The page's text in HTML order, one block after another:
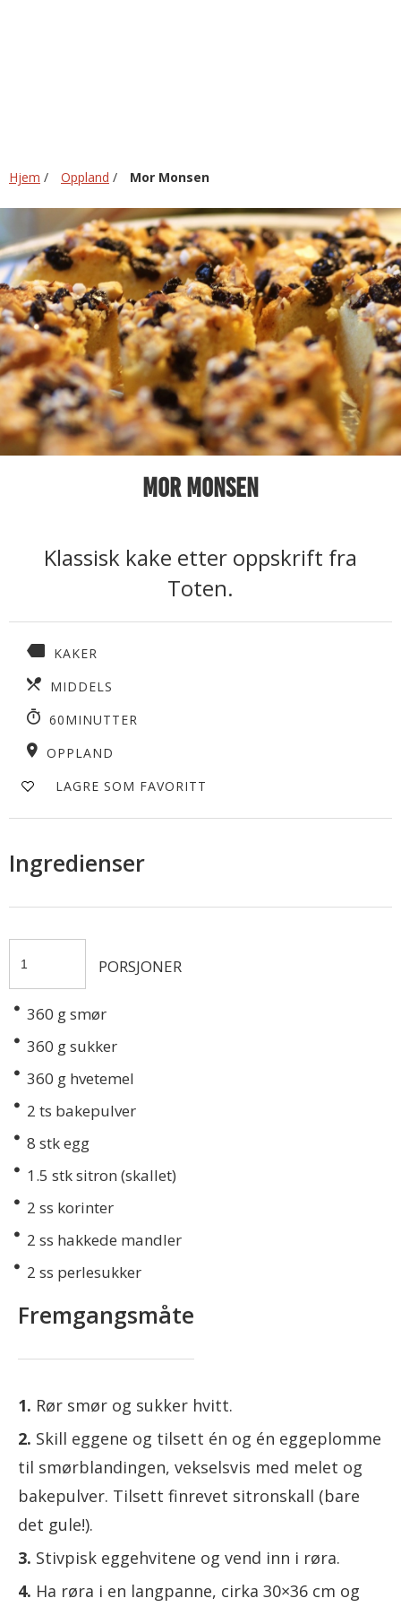
Hjem / Oppland / Mor Monsen
Mor Monsen
Klassisk kake etter oppskrift fra
Toten.
KAKER
MIDDELS
60MINUTTER
OPPLAND
LAGRE SOM FAVORITT
Ingredienser
PORSJONER
360 g smør
360 g sukker
360 g hvetemel
2 ts bakepulver
8 stk egg
1.5 stk sitron (skallet)
2 ss korinter
2 ss hakkede mandler
2 ss perlesukker
Fremgangsmåte
Rør smør og sukker hvitt.
Skill eggene og tilsett én og én eggeplomme
til smørblandingen, vekselsvis med melet og
bakepulver. Tilsett finrevet sitronskall (bare
det gule!).
Stivpisk eggehvitene og vend inn i røra.
Ha røra i en langpanne, cirka 30×36 cm og